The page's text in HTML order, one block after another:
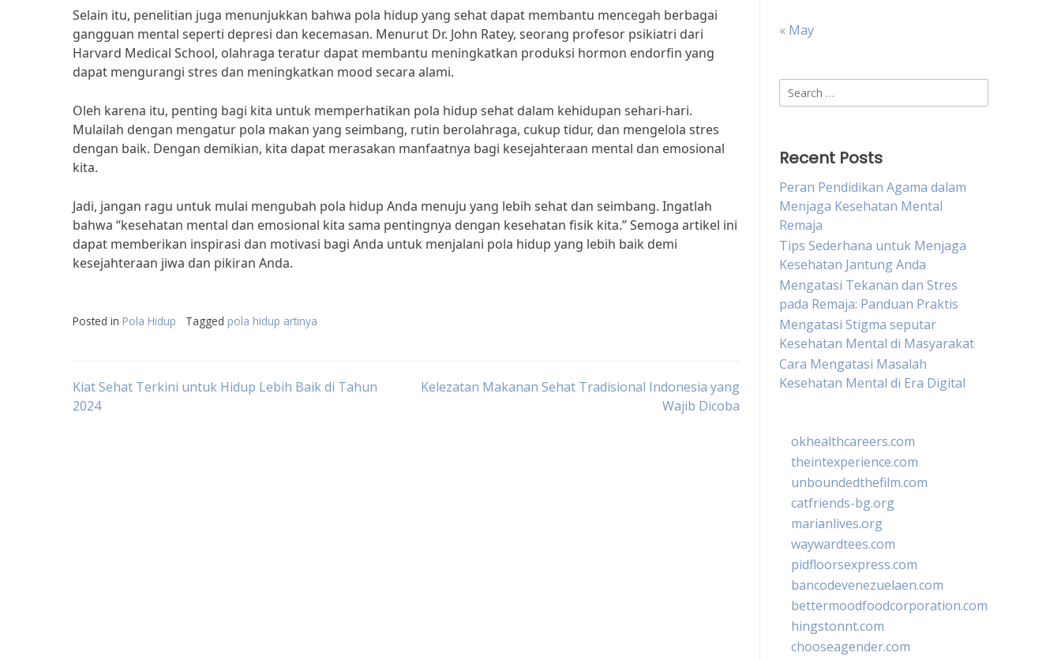
Selain itu, penelitian juga menunjukkan bahwa pola hidup yang sehat dapat membantu mencegah berbagai
gangguan mental seperti depresi dan kecemasan. Menurut Dr. John Ratey, seorang profesor psikiatri dari
Harvard Medical School, olahraga teratur dapat membantu meningkatkan produksi hormon endorfin yang
dapat mengurangi stres dan meningkatkan mood secara alami.
Oleh karena itu, penting bagi kita untuk memperhatikan pola hidup sehat dalam kehidupan sehari-hari.
Mulailah dengan mengatur pola makan yang seimbang, rutin berolahraga, cukup tidur, dan mengelola stres
dengan baik. Dengan demikian, kita dapat merasakan manfaatnya bagi kesejahteraan mental dan emosional
kita.
Jadi, jangan ragu untuk mulai mengubah pola hidup Anda menuju yang lebih sehat dan seimbang. Ingatlah
bahwa “kesehatan mental dan emosional kita sama pentingnya dengan kesehatan fisik kita.” Semoga artikel ini
dapat memberikan inspirasi dan motivasi bagi Anda untuk menjalani pola hidup yang lebih baik demi
kesejahteraan jiwa dan pikiran Anda.
Posted in Pola Hidup Tagged pola hidup artinya
Post
Kiat Sehat Terkini untuk Hidup Lebih Baik di Tahun
2024
Kelezatan Makanan Sehat Tradisional Indonesia yang
Wajib Dicoba
« May
Search
for:
Recent Posts
Peran Pendidikan Agama dalam
Menjaga Kesehatan Mental
Remaja
Tips Sederhana untuk Menjaga
Kesehatan Jantung Anda
Mengatasi Tekanan dan Stres
pada Remaja: Panduan Praktis
Mengatasi Stigma seputar
Kesehatan Mental di Masyarakat
Cara Mengatasi Masalah
Kesehatan Mental di Era Digital
okhealthcareers.com
theintexperience.com
unboundedthefilm.com
catfriends-bg.org
marianlives.org
waywardtees.com
pidfloorsexpress.com
bancodevenezuelaen.com
bettermoodfoodcorporation.com
hingstonnt.com
chooseagender.com